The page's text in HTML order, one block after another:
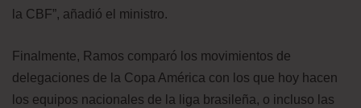
la CBF”, añadió el ministro.
Finalmente, Ramos comparó los movimientos de
delegaciones de la Copa América con los que hoy hacen
los equipos nacionales de la liga brasileña, o incluso las